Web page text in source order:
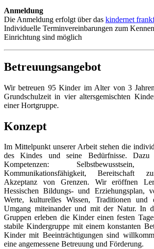
Anmeldung
Die Anmeldung erfolgt über das kindernet
Individuelle Terminvereinbarungen zum
Einrichtung sind möglich
Betreuungsangebot
Wir betreuen 95 Kinder im Alter von 3
Grundschulzeit in vier altersgemischten
einer Hortgruppe.
Konzept
Im Mittelpunkt unserer Arbeit stehen die
des Kindes und seine Bedürfnisse.
Kompetenzen: Selbstbewusstsein,
Kommunikationsfähigkeit, Bereitschaft
Akzeptanz von Grenzen. Wir eröffnen
Hessischen Bildungs- und Erziehungsplan,
Werte, kulturelles Wissen, Traditionen und
Umgang miteinander und mit der Natur. In
Gruppen erleben die Kinder einen festen
stabile Kindergruppe mit einem konstanten
Kinder mit Beeinträchtigungen sind
eine angemessene Betreuung und Förderung.